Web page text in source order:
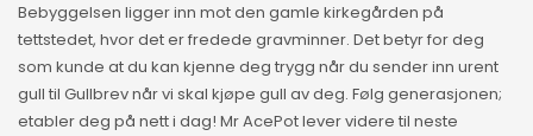
Bebyggelsen ligger inn mot den gamle kirkegården på
tettstedet, hvor det er fredede gravminner. Det betyr for deg
som kunde at du kan kjenne deg trygg når du sender inn urent
gull til Gullbrev når vi skal kjøpe gull av deg. Følg generasjonen;
etabler deg på nett i dag! Mr AcePot lever videre til neste